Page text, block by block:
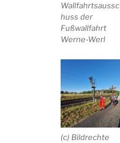
Wallfahrtsaussc
huss der
Fußwallfahrt
Werne-Werl
(c) Bildrechte